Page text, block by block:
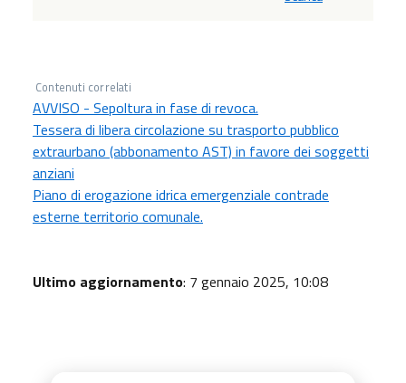
Contenuti correlati
AVVISO - Sepoltura in fase di revoca.
Tessera di libera circolazione su trasporto pubblico
extraurbano (abbonamento AST) in favore dei soggetti
anziani
Piano di erogazione idrica emergenziale contrade
esterne territorio comunale.
Ultimo aggiornamento: 7 gennaio 2025, 10:08